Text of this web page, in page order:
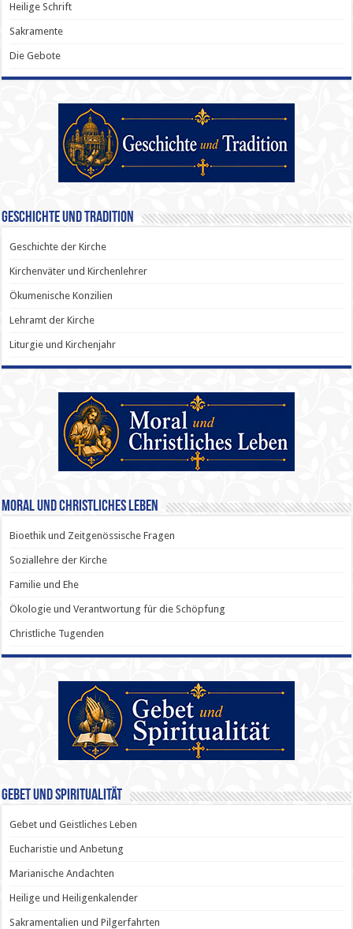
Heilige Schrift
Sakramente
Die Gebote
Geschichte und Tradition
Geschichte der Kirche
Kirchenväter und Kirchenlehrer
Ökumenische Konzilien
Lehramt der Kirche
Liturgie und Kirchenjahr
Moral und Christliches Leben
Bioethik und Zeitgenössische Fragen
Soziallehre der Kirche
Familie und Ehe
Ökologie und Verantwortung für die Schöpfung
Christliche Tugenden
Gebet und Spiritualität
Gebet und Geistliches Leben
Eucharistie und Anbetung
Marianische Andachten
Heilige und Heiligenkalender
Sakramentalien und Pilgerfahrten